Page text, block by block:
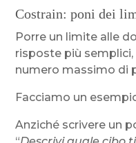
Costrain: poni dei
Porre un limite alle
risposte più
numero massimo di
Facciamo un
Anziché scrivere un